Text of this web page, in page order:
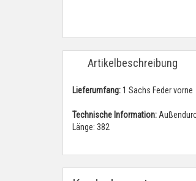
Artikelbeschreibung
Lieferumfang:1 Sachs Feder vorne
Technische Information:
Länge: 382